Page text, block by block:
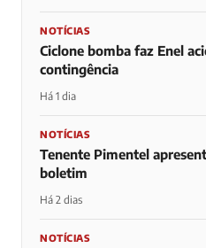
NOTÍCIAS
Ciclone bomba faz Enel
contingência
Há 1 dia
NOTÍCIAS
Tenente Pimentel
boletim
Há 2 dias
NOTÍCIAS